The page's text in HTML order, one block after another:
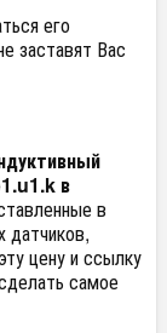
его
заставят Вас
в
в
датчиков,
цену и ссылку
самое